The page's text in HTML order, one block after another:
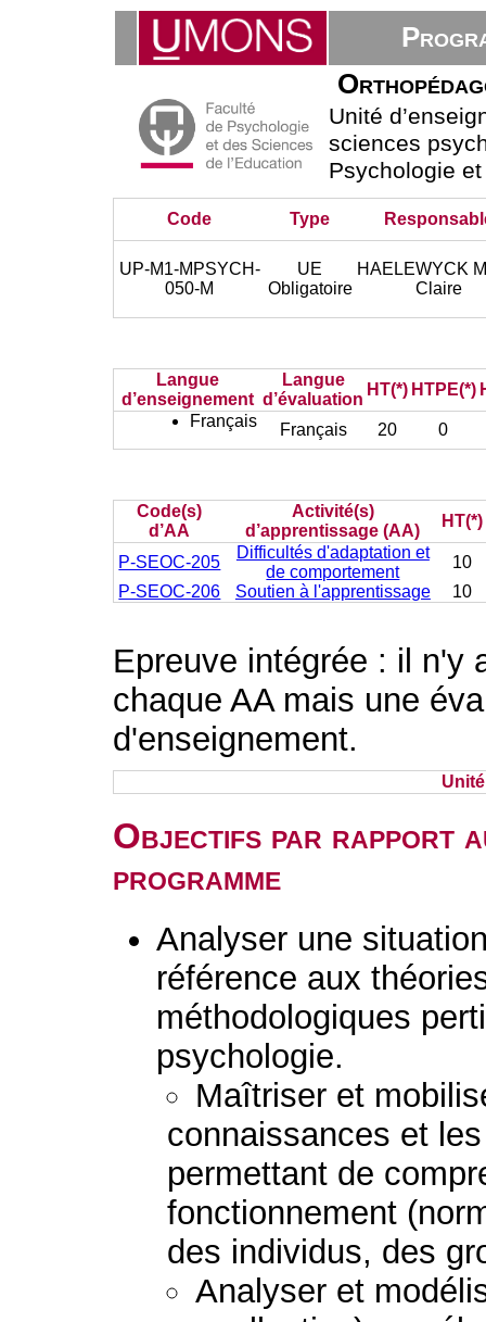
Unité
sciences
Psychologie
Code Type
UP-M1-MPSYCH-
050-M
UE
Obligatoire
HAELEWYCK
Claire
Langue
d’enseignement
Langue
d’évaluation
HT(*) HTPE(*)
Français
Français 20 0
Code(s)
d’AA
Activité(s)
d’apprentissage (AA)
HT(*)
P-SEOC-205
Difficultés d'adaptation et
de comportement
10
P-SEOC-206
Soutien à l'apprentissage 10
Epreuve intégrée : il n'y
chaque AA mais une
d'enseignement.
Objectifs par rapport
programme
Analyser une
référence aux
méthodologiques
psychologie.
Maîtriser et
connaissances et
permettant de
fonctionnement
des individus, des
Analyser et